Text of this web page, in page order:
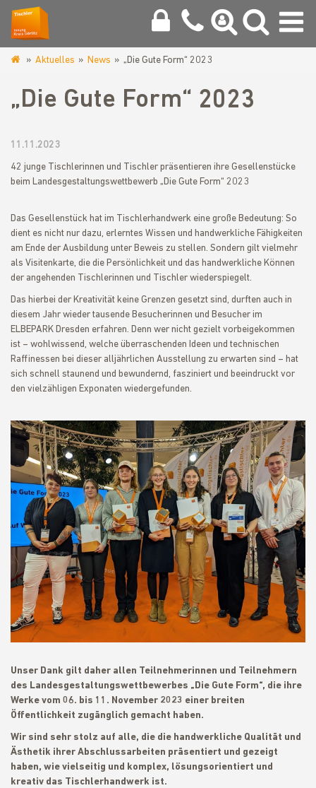
goerlitz.de
Aktuelles News „Die Gute Form“ 2023
„Die Gute Form“ 2023
11.11.2023
42 junge Tischlerinnen und Tischler präsentieren ihre Gesellenstücke
beim Landesgestaltungswettbewerb „Die Gute Form“ 2023
Das Gesellenstück hat im Tischlerhandwerk eine große Bedeutung: So
dient es nicht nur dazu, erlerntes Wissen und handwerkliche Fähigkeiten
am Ende der Ausbildung unter Beweis zu stellen. Sondern gilt vielmehr
als Visitenkarte, die die Persönlichkeit und das handwerkliche Können
der angehenden Tischlerinnen und Tischler wiederspiegelt.
Das hierbei der Kreativität keine Grenzen gesetzt sind, durften auch in
diesem Jahr wieder tausende Besucherinnen und Besucher im
ELBEPARK Dresden erfahren. Denn wer nicht gezielt vorbeigekommen
ist – wohlwissend, welche überraschenden Ideen und technischen
Raffinessen bei dieser alljährlichen Ausstellung zu erwarten sind – hat
sich schnell staunend und bewundernd, fasziniert und beeindruckt vor
den vielzähligen Exponaten wiedergefunden.
Unser Dank gilt daher allen Teilnehmerinnen und Teilnehmern
des Landesgestaltungswettbewerbes „Die Gute Form“, die ihre
Werke vom 06. bis 11. November 2023 einer breiten
Öffentlichkeit zugänglich gemacht haben.
Wir sind sehr stolz auf alle, die die handwerkliche Qualität und
Ästhetik ihrer Abschlussarbeiten präsentiert und gezeigt
haben, wie vielseitig und komplex, lösungsorientiert und
kreativ das Tischlerhandwerk ist.